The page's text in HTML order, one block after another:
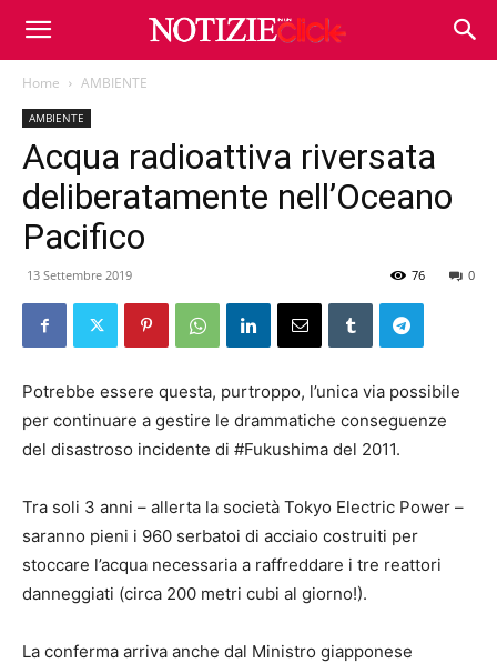
Home AMBIENTE
AMBIENTE
Acqua radioattiva riversata
deliberatamente nell’Oceano
Pacifico
13 Settembre 2019 0
76
Potrebbe essere questa, purtroppo, l’unica via possibile
per continuare a gestire le drammatiche conseguenze
del disastroso incidente di #Fukushima del 2011.
Tra soli 3 anni – allerta la società Tokyo Electric Power –
saranno pieni i 960 serbatoi di acciaio costruiti per
stoccare l’acqua necessaria a raffreddare i tre reattori
danneggiati (circa 200 metri cubi al giorno!).
La conferma arriva anche dal Ministro giapponese